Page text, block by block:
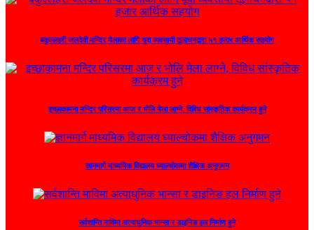
बकुल्लहरी जलदेवी मन्दिर मेलाका लागि यूवा व्यवसायी तूलाचनद्वारा ५१ हजार आर्थिक सहयोग
इच्छाकामना मन्दिर परिसरमा आज र भोलि मेला लाग्ने, विविध सांस्कृतिक कार्यक्रम हुने
ज्ञानमार्ग माध्यमिक विद्यालय घ्याल्चोकमा शैक्षिक अनुगमन
सर्वशान्ति माविमा अत्याधुनिक भान्सा र डाइनिङ हल निर्माण हुने